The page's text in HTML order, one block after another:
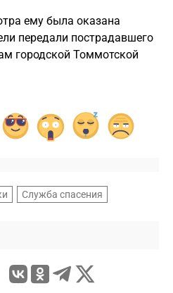
ему была оказана
передали пострадавшего
городской Томмотской
Служба спасения